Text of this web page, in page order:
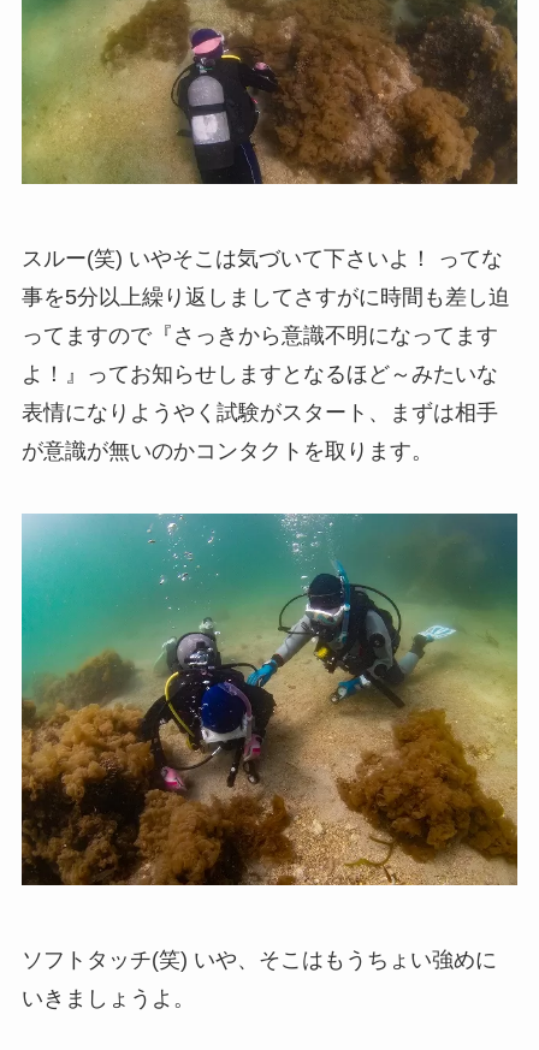
スルー(笑) いやそこは気づいて下さいよ！ ってな
事を5分以上繰り返しましてさすがに時間も差し迫
ってますので『さっきから意識不明になってます
よ！』ってお知らせしますとなるほど～みたいな
表情になりようやく試験がスタート、まずは相手
が意識が無いのかコンタクトを取ります。
ソフトタッチ(笑) いや、そこはもうちょい強めに
いきましょうよ。